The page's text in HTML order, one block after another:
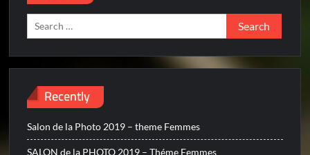
Search
for:
Recently
Salon de la Photo 2019 – theme Femmes
SALON de la PHOTO 2019 – Théme Femmes